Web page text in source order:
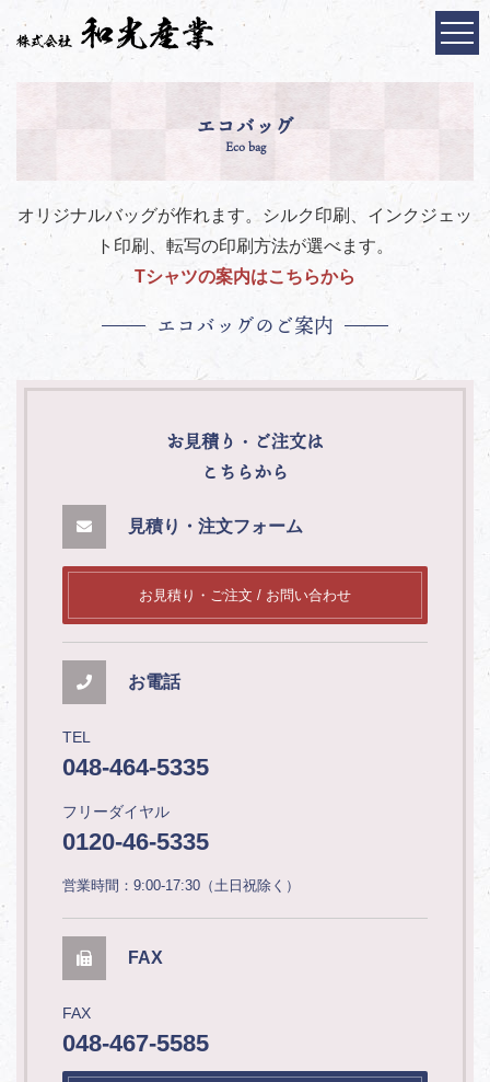
エコバッグ
Eco bag
オリジナルバッグが作れます。シルク印刷、インクジェッ
ト印刷、転写の印刷方法が選べます。
Tシャツの案内はこちらから
エコバッグのご案内
お見積り・ご注文は
こちらから
見積り・注文フォーム
お見積り・ご注文 / お問い合わせ
お電話
TEL
048-464-5335
フリーダイヤル
0120-46-5335
営業時間：9:00-17:30（土日祝除く）
FAX
FAX
048-467-5585